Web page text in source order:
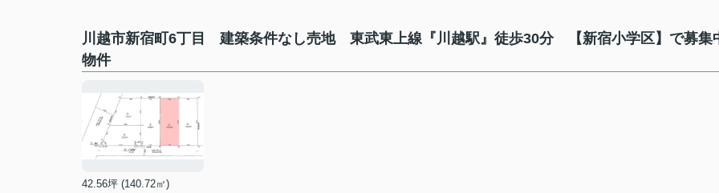
川越市新宿町6丁目 建築条件なし売地 東武東上線『川越駅』徒歩30分 【新宿小学区】で募集
物件
42.56坪 (140.72㎡)